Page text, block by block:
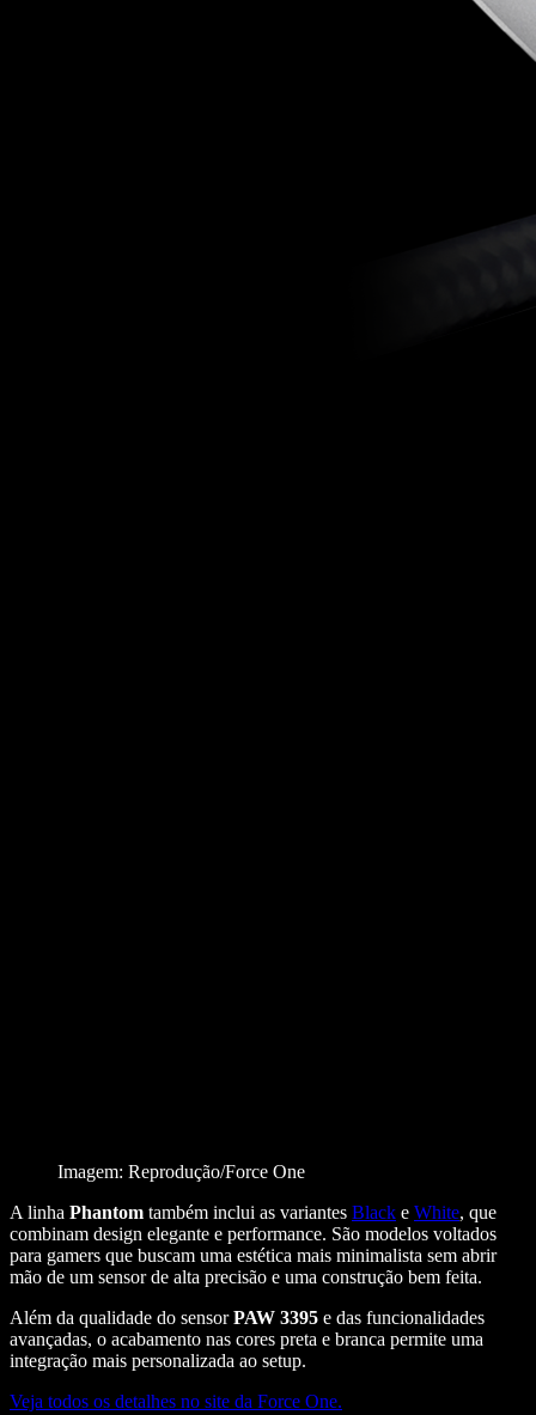
Imagem: Reprodução/Force One
A linha Phantom também inclui as variantes Black e White, que
combinam design elegante e performance. São modelos voltados
para gamers que buscam uma estética mais minimalista sem abrir
mão de um sensor de alta precisão e uma construção bem feita.
Além da qualidade do sensorPAW 3395 e das funcionalidades
avançadas, o acabamento nas cores preta e branca permite uma
integração mais personalizada ao setup​.
Veja todos os detalhes no site da Force One.